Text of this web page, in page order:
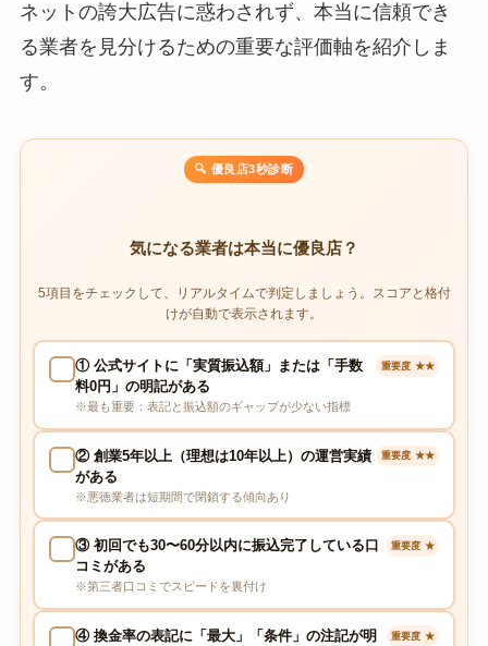
ネットの誇大広告に惑わされず、本当に信頼でき
る業者を見分けるための重要な評価軸を紹介しま
す。
🔍 優良店3秒診断
気になる業者は本当に優良店？
5項目をチェックして、リアルタイムで判定しましょう。スコアと格付
けが自動で表示されます。
① 公式サイトに「実質振込額」または「手数
料0円」の明記がある
※最も重要：表記と振込額のギャップが少ない指標
重要度 ★★
② 創業5年以上（理想は10年以上）の運営実績
がある
※悪徳業者は短期間で閉鎖する傾向あり
重要度 ★★
③ 初回でも30〜60分以内に振込完了している口
コミがある
※第三者口コミでスピードを裏付け
重要度 ★
④ 換金率の表記に「最大」「条件」の注記が明
重要度 ★